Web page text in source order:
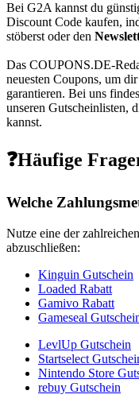
Bei G2A kannst du
Discount Code kaufen,
stöberst oder den
Das COUPONS.DE-
neuesten Coupons, um
garantieren. Bei uns
unseren Gutscheinlisten,
kannst.
❓Häufige
Welche
Nutze eine der
abzuschließen:
Kinguin Gutschein
Loaded Rabatt
Gamivo Rabatt
Gameseal
LevlUp Gutschein
Startselect
Nintendo Store
rebuy Gutschein